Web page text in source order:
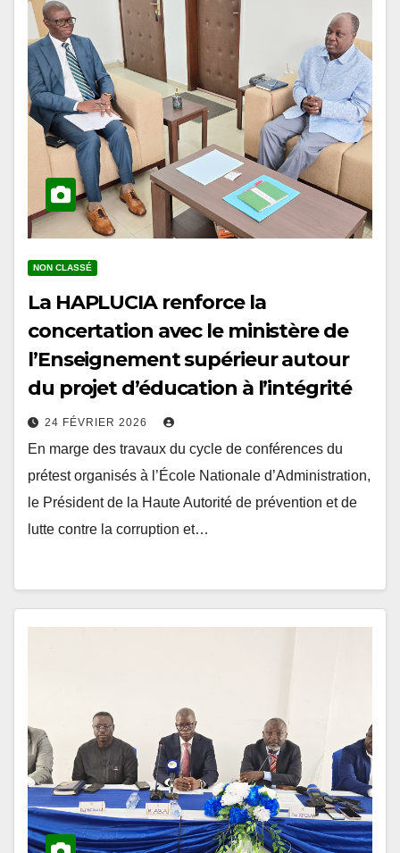
La HAPLUCIA renforce la
concertation avec le ministère de
l’Enseignement supérieur autour
du projet d’éducation à l’intégrité
24 FÉVRIER 2026
En marge des travaux du cycle de conférences du
prétest organisés à l’École Nationale d’Administration,
le Président de la Haute Autorité de prévention et de
lutte contre la corruption et…